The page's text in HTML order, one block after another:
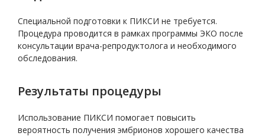
Специальной подготовки к ПИКСИ не требуется.
Процедура проводится в рамках программы ЭКО после
консультации врача-репродуктолога и необходимого
обследования.
Результаты процедуры
Использование ПИКСИ помогает повысить
вероятность получения эмбрионов хорошего качества